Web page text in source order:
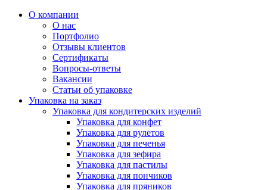
О компании
О нас
Портфолио
Отзывы клиентов
Сертификаты
Вопросы-ответы
Вакансии
Статьи об упаковке
Упаковка на заказ
Упаковка для кондитерских изделий
Упаковка для конфет
Упаковка для рулетов
Упаковка для печенья
Упаковка для зефира
Упаковка для пастилы
Упаковка для пончиков
Упаковка для пряников